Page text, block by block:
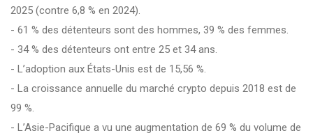
2025 (contre 6,8 % en 2024).
- 61 % des détenteurs sont des hommes, 39 % des femmes.
- 34 % des détenteurs ont entre 25 et 34 ans.
- L’adoption aux États-Unis est de 15,56 %.
- La croissance annuelle du marché crypto depuis 2018 est de
99 %.
- L’Asie-Pacifique a vu une augmentation de 69 % du volume de